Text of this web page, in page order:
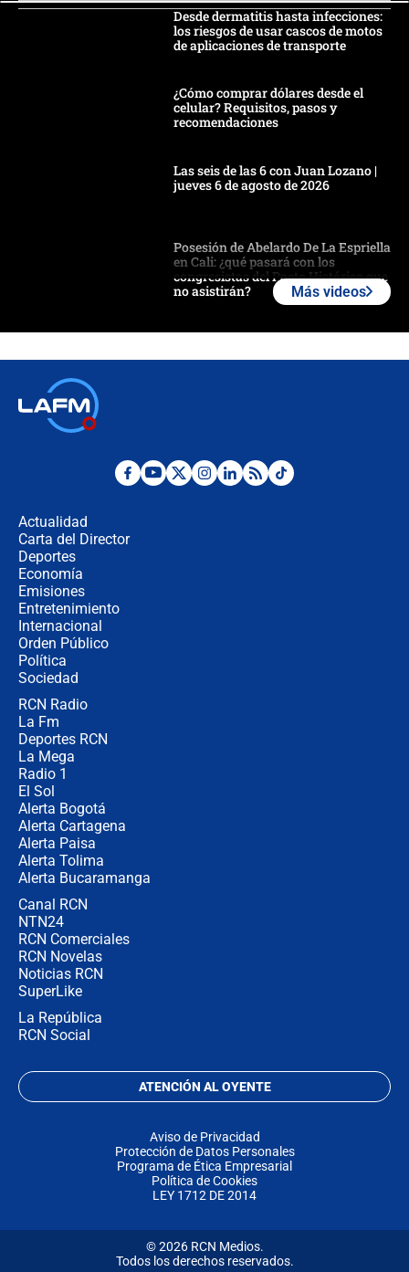
Desde dermatitis hasta infecciones:
los riesgos de usar cascos de motos
de aplicaciones de transporte
¿Cómo comprar dólares desde el
celular? Requisitos, pasos y
recomendaciones
Las seis de las 6 con Juan Lozano |
jueves 6 de agosto de 2026
Posesión de Abelardo De La Espriella
en Cali: ¿qué pasará con los
congresistas del Pacto Histórico que
no asistirán?
¿Por qué De la Espriella gobernará
Más videos
Actualidad
Carta del Director
Deportes
Economía
Emisiones
Entretenimiento
Internacional
Orden Público
Política
Sociedad
RCN Radio
La Fm
Deportes RCN
La Mega
Radio 1
El Sol
Alerta Bogotá
Alerta Cartagena
Alerta Paisa
Alerta Tolima
Alerta Bucaramanga
Canal RCN
NTN24
RCN Comerciales
RCN Novelas
Noticias RCN
SuperLike
La República
RCN Social
ATENCIÓN AL OYENTE
Aviso de Privacidad
Protección de Datos Personales
Programa de Ética Empresarial
Política de Cookies
LEY 1712 DE 2014
© 2026 RCN Medios.
Todos los derechos reservados.